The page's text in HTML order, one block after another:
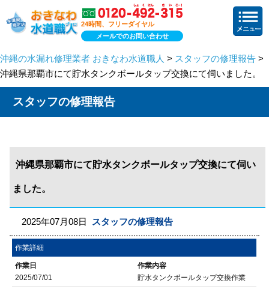
24時間、フリーダイヤル
メールでのお問い合わせ
沖縄の水漏れ修理業者 おきなわ水道職人 > スタッフの修理報告 >
沖縄県那覇市にて貯水タンクボールタップ交換にて伺いました。
スタッフの修理報告
沖縄県那覇市にて貯水タンクボールタップ交換にて伺い
ました。
2025年07月08日 スタッフの修理報告
作業詳細
作業日
2025/07/01
作業内容
貯水タンクボールタップ交換作業